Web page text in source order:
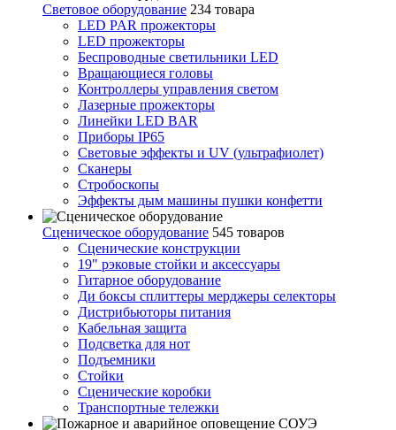
Световое оборудование 234 товара
LED PAR прожекторы
LED прожекторы
Беспроводные светильники LED
Вращающиеся головы
Контроллеры управления светом
Лазерные прожекторы
Линейки LED BAR
Приборы IP65
Световые эффекты и UV (ультрафиолет)
Сканеры
Стробоскопы
Эффекты дым машины пушки конфетти
Сценическое оборудование 545 товаров
Сценические конструкции
19" рэковые стойки и аксесcуары
Гитарное оборудование
Ди боксы сплиттеры мерджеры селекторы
Дистрибьюторы питания
Кабельная защита
Подсветка для нот
Подъемники
Стойки
Сценические коробки
Транспортные тележки